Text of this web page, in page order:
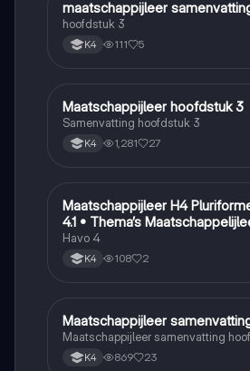
Maatschappijleer
maatschappijleer
hoofdstuk 3
K4 111 5
Maatschappijleer
Maatschappijleer hoofdstuk 3
Samenvatting hoofdstuk 3
K4 1,281 27
Maatschappijleer
Maatschappijleer H4
4.1 • Thema’s
Havo 4
K4 108 2
Maatschappijleer
Maatschappijleer
Maatschappijleer samenvatting
K4 869 23